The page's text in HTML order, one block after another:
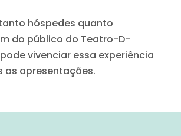
hóspedes quanto
do público do Teatro-D-
vivenciar essa experiência
as apresentações.